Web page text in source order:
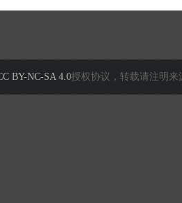
BY-NC-SA 4.0授权协议，转载请注明来